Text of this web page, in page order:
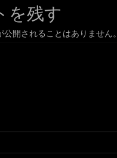
を残す
公開されることはありません。